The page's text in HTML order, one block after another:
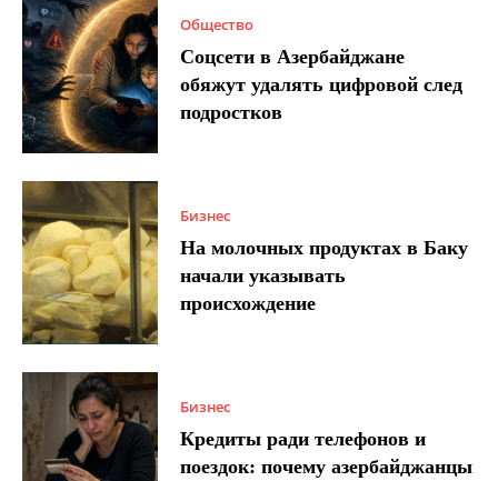
Общество
Соцсети в Азербайджане
обяжут удалять цифровой след
подростков
Бизнес
На молочных продуктах в Баку
начали указывать
происхождение
Бизнес
Кредиты ради телефонов и
поездок: почему азербайджанцы